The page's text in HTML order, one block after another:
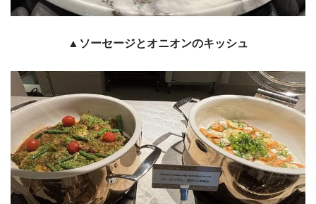
▲ソーセージとオニオンのキッシュ